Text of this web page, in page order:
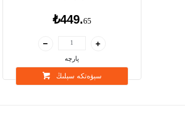
₺449.65
پارچە
سېۋەتكە سېلىڭ